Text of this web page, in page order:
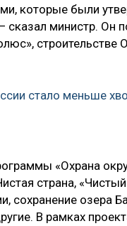
которые были
сказал министр. Он
строительстве
стало меньше
«Охрана
страна,
сохранение озера
В рамках